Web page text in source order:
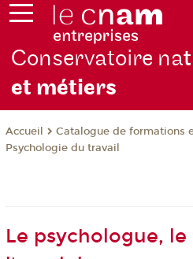
Conservatoire na
et métiers
Accueil
Catalogue de formations
Psychologie du travail
Le psychologue,